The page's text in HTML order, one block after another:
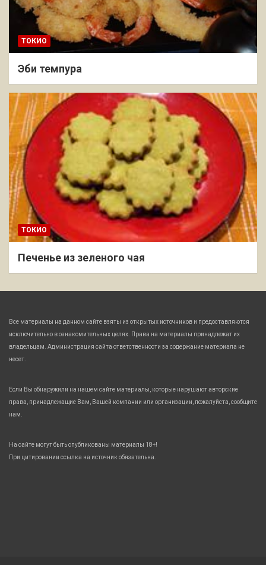
ТОКИО
Эби темпура
ТОКИО
Печенье из зеленого чая
Все материалы на данном сайте взяты из открытых источников и предоставляются
исключительно в ознакомительных целях. Права на материалы принадлежат их
владельцам. Администрация сайта ответственности за содержание материала не
несет.
Если Вы обнаружили на нашем сайте материалы, которые нарушают авторские
права, принадлежащие Вам, Вашей компании или организации, пожалуйста, сообщите
нам.
На сайте могут быть опубликованы материалы 18+!
При цитировании ссылка на источник обязательна.